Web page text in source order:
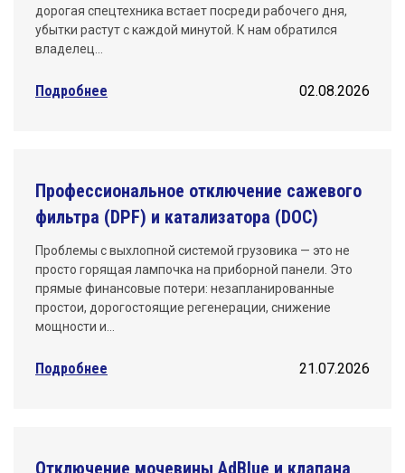
дорогая спецтехника встает посреди рабочего дня,
убытки растут с каждой минутой. К нам обратился
владелец…
02.08.2026
Подробнее
Профессиональное отключение сажевого
фильтра (DPF) и катализатора (DOC)
Проблемы с выхлопной системой грузовика — это не
просто горящая лампочка на приборной панели. Это
прямые финансовые потери: незапланированные
простои, дорогостоящие регенерации, снижение
мощности и…
21.07.2026
Подробнее
Отключение мочевины AdBlue и клапана